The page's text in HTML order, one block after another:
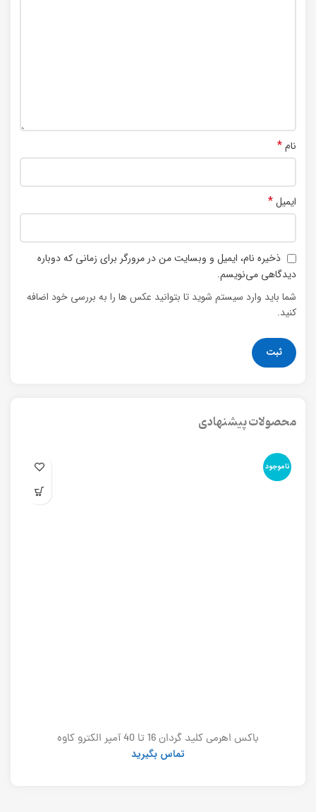
نام*
ایمیل*
ذخیره نام، ایمیل و وبسایت من در مرورگر برای زمانی که دوباره
دیدگاهی می‌نویسم.
شما باید وارد سیستم شوید تا بتوانید عکس ها را به بررسی خود اضافه
کنید.
محصولات پیشنهادی
ناموجود
باکس اهرمی کلید گردان 16 تا 40 آمپر الکترو کاوه
تماس بگیرید